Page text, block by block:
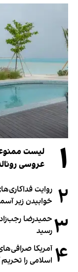
۱
عروسی
۲ خوابیدن زیر
۳ حمیدرضا
رسید
۴ آمریکا
اسلامی را تحریم